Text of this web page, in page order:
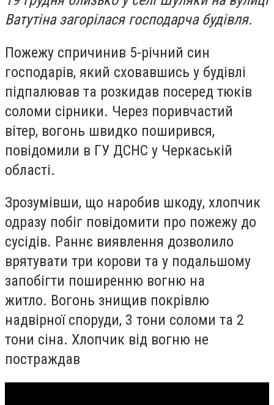
Ватутіна загорілася господарча будівля.
Пожежу спричинив 5-річний син
господарів, який сховавшись у будівлі
підпалював та розкидав посеред тюків
соломи сірники. Через поривчастий
вітер, вогонь швидко поширився,
повідомили в ГУ ДСНС у Черкаській
області.
Зрозумівши, що наробив шкоду, хлопчик
одразу побіг повідомити про пожежу до
сусідів. Раннє виявлення дозволило
врятувати три корови та у подальшому
запобігти поширенню вогню на
житло. Вогонь знищив покрівлю
надвірної споруди, 3 тони соломи та 2
тони сіна. Хлопчик від вогню не
постраждав